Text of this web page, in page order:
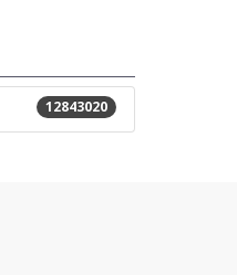
12843020